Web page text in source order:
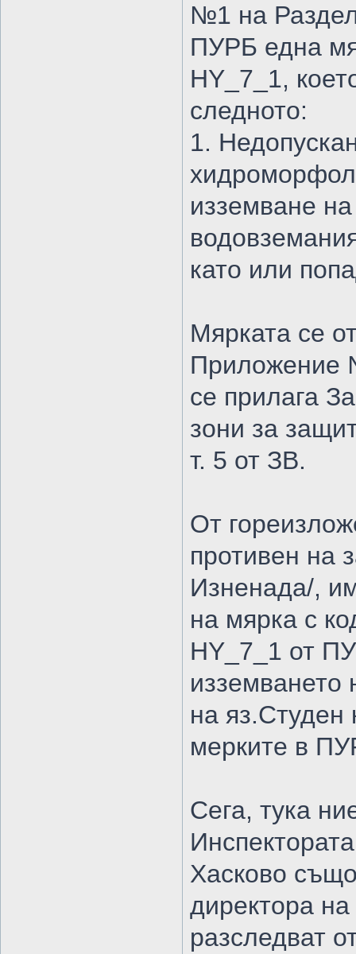
№1 на
ПУРБ една
HY_7_1,
следното:
1.
изземване
като или
Мярката се
Приложение
се прилага
зони за
т. 5 от ЗВ.
От
противен на
Изненада/,
на мярка с
HY_7_1 от
изземването
на яз.Студен
мерките в
Сега, тука
Хасково
директора
разследват